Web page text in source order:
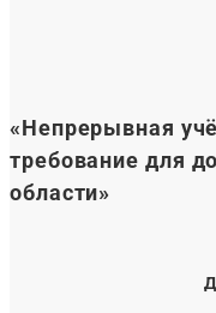
«Непрерывная
требование для
области»